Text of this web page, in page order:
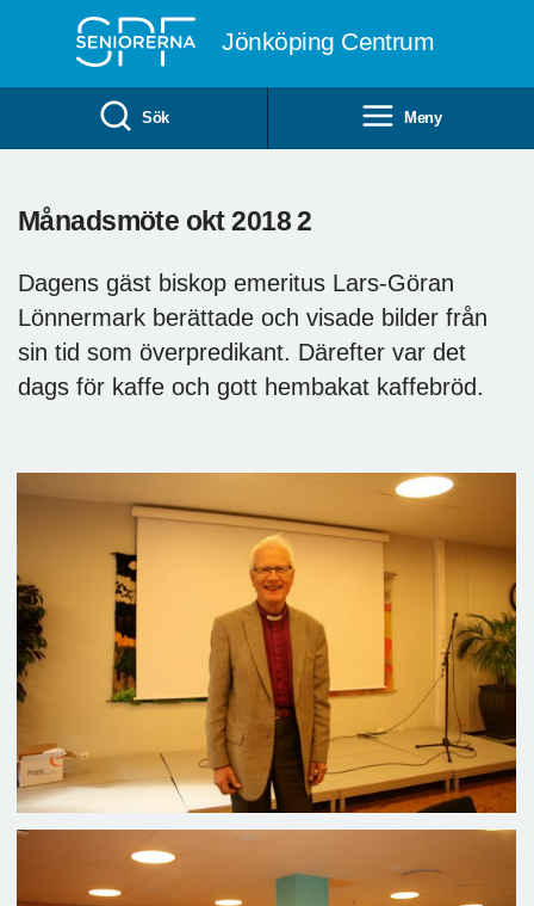
Jönköping Centrum
Sök Meny
Månadsmöte okt 2018 2
Dagens gäst biskop emeritus Lars-Göran
Lönnermark berättade och visade bilder från
sin tid som överpredikant. Därefter var det
dags för kaffe och gott hembakat kaffebröd.